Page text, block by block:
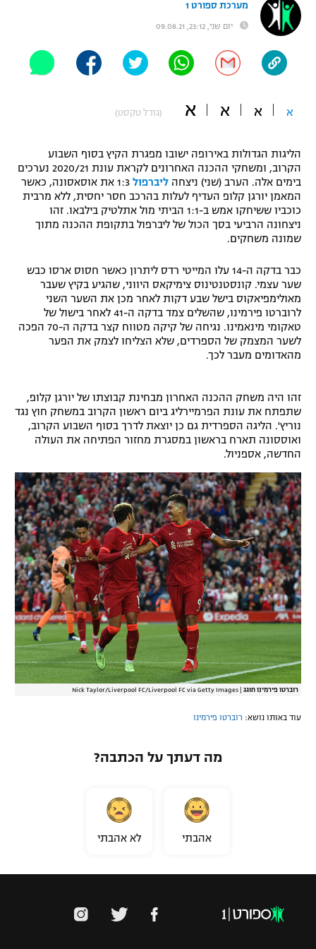
"מחצית בשכונה" – פודקאסט
משתתפים וזוכים בפרסים
תקנון משתתפים וזוכים בפרסים
תקנון עבור פעילות ספורט 1 – "מרלן"
טניס
גיימינג E-Sports
תנאי שימוש
תקנון פעילות ספורט 1
רשיון להקרנה פומבית לבית עסק
לוח דרושים – ג'ובנט
תגיות
המגזין
אופניים
ספורט מוטורי
בייסבול MLB
ספורט אתגרי ואקסטרים
גיימינג E-Sports
מערכת ספורט 1
יום שני, 23:12, 09.08.21
א א א א (גודל טקסט)
הליגות הגדולות באירופה ישובו מפגרת הקיץ בסוף השבוע
הקרוב, ומשחקי ההכנה האחרונים לקראת עונת 2020/21 נערכים
בימים אלה. הערב (שני) ניצחה ליברפול
1:3 את אוסאסונה, כאשר
המאמן יורגן קלופ העדיף לעלות בהרכב חסר יחסית, ללא מרבית
כוכביו ששיחקו אמש ב-1:1 הביתי מול אתלטיק בילבאו. זהו
ניצחונה הרביעי בסך הכול של ליברפול בתקופת ההכנה מתוך
שמונה משחקים.
כבר בדקה ה-14 עלו המייטי רדס ליתרון כאשר חסוס ארסו כבש
שער עצמי. קונסטנטינוס צימיקאס היווני, שהגיע בקיץ שעבר
מאולימפיאקוס בישל שבע דקות לאחר מכן את השער השני
לרוברטו פירמינו, שהשלים צמד בדקה ה-41 לאחר בישול של
טאקומי מינאמינו. נגיחה של קיקה מטווח קצר בדקה ה-70 הפכה
לשער המצמק של הספרדים, שלא הצליחו לצמק את הפער
מהאדומים מעבר לכך.
זהו היה משחק ההכנה האחרון מבחינת קבוצתו של יורגן קלופ,
שתפתח את עונת הפרמיירליג ביום ראשון הקרוב במשחק חוץ נגד
נוריץ'. הליגה הספרדית גם כן יוצאת לדרך בסוף השבוע הקרוב,
ואוססונה תארח בראשון במסגרת מחזור הפתיחה את העולה
החדשה, אספניול.
רוברטו פירמינו חוגג Nick Taylor/Liverpool FC/Liverpool FC via Getty Images
עוד באותו נושא: רוברטו פירמינו
מה דעתך על הכתבה?
אהבתי לא אהבתי